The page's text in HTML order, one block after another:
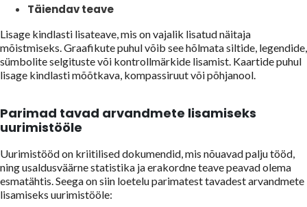
Täiendav teave
Lisage kindlasti lisateave, mis on vajalik lisatud näitaja
mõistmiseks. Graafikute puhul võib see hõlmata siltide, legendide,
sümbolite selgituste või kontrollmärkide lisamist. Kaartide puhul
lisage kindlasti mõõtkava, kompassiruut või põhjanool.
Parimad tavad arvandmete lisamiseks
uurimistööle
Uurimistööd on kriitilised dokumendid, mis nõuavad palju tööd,
ning usaldusväärne statistika ja erakordne teave peavad olema
esmatähtis. Seega on siin loetelu parimatest tavadest arvandmete
lisamiseks uurimistööle: